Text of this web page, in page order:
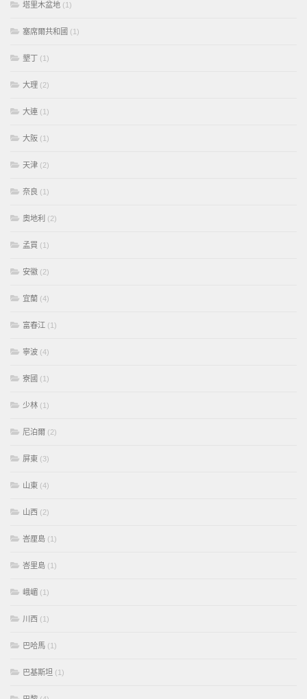
塔里木盆地 (1)
塞席爾共和國 (1)
墾丁 (1)
大理 (2)
大連 (1)
大阪 (1)
天津 (2)
奈良 (1)
奧地利 (2)
孟買 (1)
安徽 (2)
宜蘭 (4)
富春江 (1)
寧波 (4)
寮國 (1)
少林 (1)
尼泊爾 (2)
屏東 (3)
山東 (4)
山西 (2)
峇厘島 (1)
峇里島 (1)
峨嵋 (1)
川西 (1)
巴哈馬 (1)
巴基斯坦 (1)